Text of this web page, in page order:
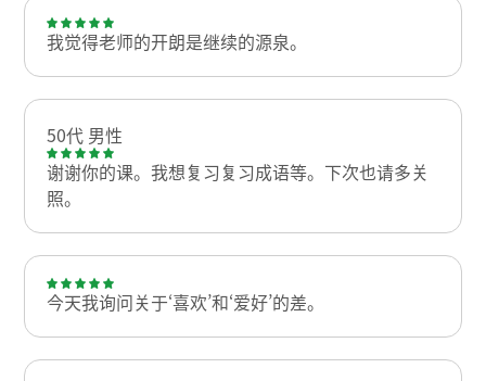
我觉得老师的开朗是继续的源泉。
50代 男性
谢谢你的课。我想复习复习成语等。下次也请多关
照。
今天我询问关于‘喜欢’和‘爱好’的差。